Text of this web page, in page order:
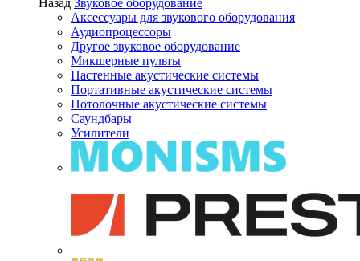
Назад Звуковое оборудование
Аксессуары для звукового оборудования
Аудиопроцессоры
Другое звуковое оборудование
Микшерные пульты
Настенные акустические системы
Портативные акустические системы
Потолочные акустические системы
Саундбары
Усилители